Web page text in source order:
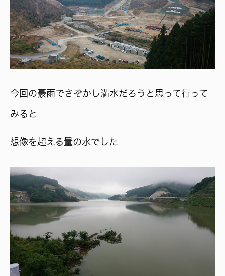
今回の豪雨でさぞかし満水だろうと思って行って
みると
想像を超える量の水でした